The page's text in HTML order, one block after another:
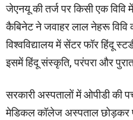
जेएनयू की तर्ज पर किसी एक विवि
कैबिनेट ने जवाहर लाल नेहरू विवि
विश्वविद्यालय में सेंटर फॉर हिंदू
इसमें हिंदू संस्कृति, परंपरा और
सरकारी अस्पतालों में ओपीडी की
मेडिकल कॉलेज अस्पताल छोड़कर